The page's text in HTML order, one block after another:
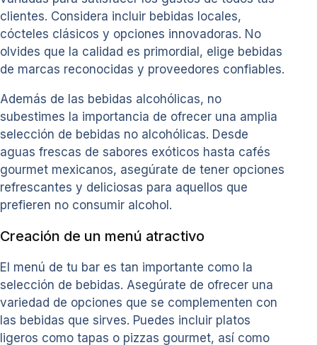
clientes. Considera incluir bebidas locales,
cócteles clásicos y opciones innovadoras. No
olvides que la calidad es primordial, elige bebidas
de marcas reconocidas y proveedores confiables.
Además de las bebidas alcohólicas, no
subestimes la importancia de ofrecer una amplia
selección de bebidas no alcohólicas. Desde
aguas frescas de sabores exóticos hasta cafés
gourmet mexicanos, asegúrate de tener opciones
refrescantes y deliciosas para aquellos que
prefieren no consumir alcohol.
Creación de un menú atractivo
El menú de tu bar es tan importante como la
selección de bebidas. Asegúrate de ofrecer una
variedad de opciones que se complementen con
las bebidas que sirves. Puedes incluir platos
ligeros como tapas o pizzas gourmet, así como